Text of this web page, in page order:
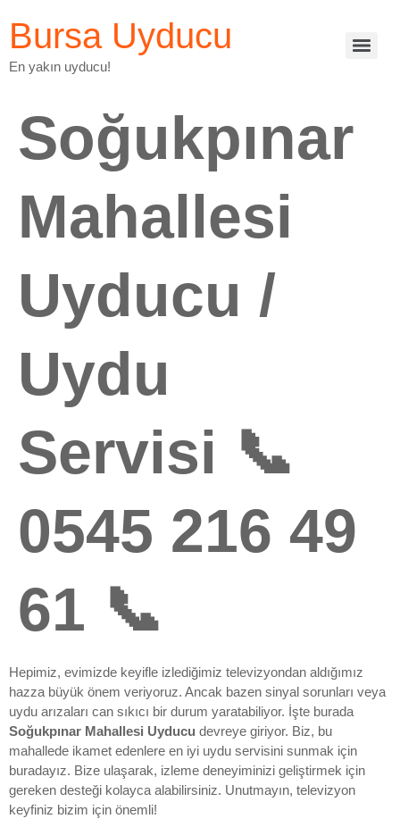
Bursa Uyducu
En yakın uyducu!
Soğukpınar
Mahallesi
Uyducu /
Uydu
Servisi 📞
0545 216 49
61 📞
Hepimiz, evimizde keyifle izlediğimiz televizyondan aldığımız
hazza büyük önem veriyoruz. Ancak bazen sinyal sorunları veya
uydu arızaları can sıkıcı bir durum yaratabiliyor. İşte burada
Soğukpınar Mahallesi Uyducu devreye giriyor. Biz, bu
mahallede ikamet edenlere en iyi uydu servisini sunmak için
buradayız. Bize ulaşarak, izleme deneyiminizi geliştirmek için
gereken desteği kolayca alabilirsiniz. Unutmayın, televizyon
keyfiniz bizim için önemli!